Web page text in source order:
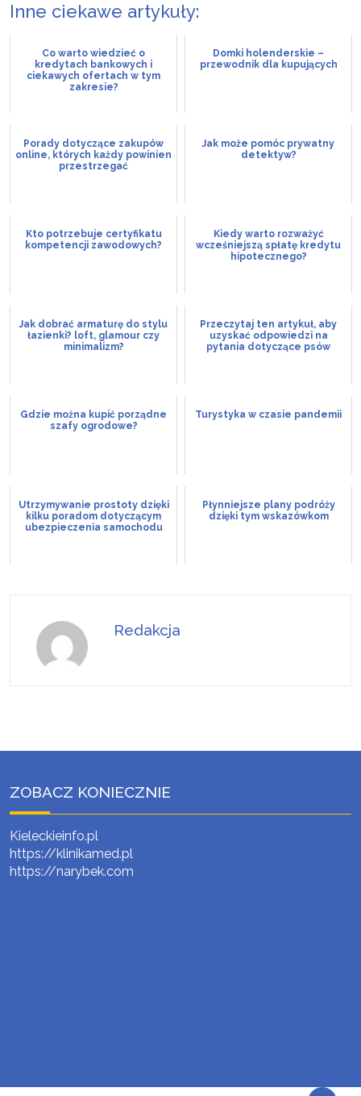
Inne ciekawe artykuły:
Co warto wiedzieć o
kredytach bankowych i
ciekawych ofertach w tym
zakresie?
Domki holenderskie –
przewodnik dla kupujących
Porady dotyczące zakupów
online, których każdy powinien
przestrzegać
Jak może pomóc prywatny
detektyw?
Kto potrzebuje certyfikatu
kompetencji zawodowych?
Kiedy warto rozważyć
wcześniejszą spłatę kredytu
hipotecznego?
Jak dobrać armaturę do stylu
łazienki? loft, glamour czy
minimalizm?
Przeczytaj ten artykuł, aby
uzyskać odpowiedzi na
pytania dotyczące psów
Gdzie można kupić porządne
szafy ogrodowe?
Turystyka w czasie pandemii
Utrzymywanie prostoty dzięki
kilku poradom dotyczącym
ubezpieczenia samochodu
Płynniejsze plany podróży
dzięki tym wskazówkom
Redakcja
ZOBACZ KONIECZNIE
Kieleckieinfo.pl
https://klinikamed.pl
https://narybek.com